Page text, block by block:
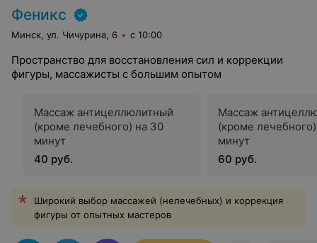
Феникс
Минск, ул. Чичурина, 6 с 10:00
Пространство для восстановления сил и коррекции
фигуры, массажисты с большим опытом
Массаж антицеллюлитный
(кроме лечебного) на 30
минут
40 руб.
Массаж
(кроме
минут
60 руб.
Широкий выбор массажей (нелечебных) и коррекция
фигуры от опытных мастеров